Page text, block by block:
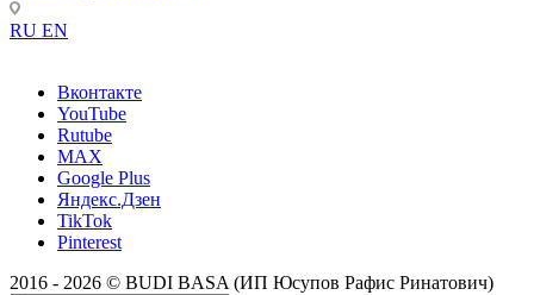
RU EN
Вконтакте
YouTube
Rutube
MAX
Google Plus
Яндекс.Дзен
TikTok
Pinterest
2016 - 2026 © BUDI BASA (ИП Юсупов Рафис Ринатович)